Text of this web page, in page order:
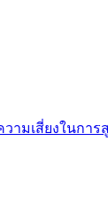
มเสี่ยงในกา